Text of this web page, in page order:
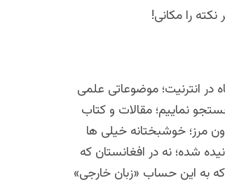
را مکانی!
در انترنیت؛ موضوعاتی علمی
نماییم؛ مقالات و کتاب
مرز؛ خوشبختانه خیلی ها
شده؛ نه در افغانستان که
که به این حساب «زبان خارجی»